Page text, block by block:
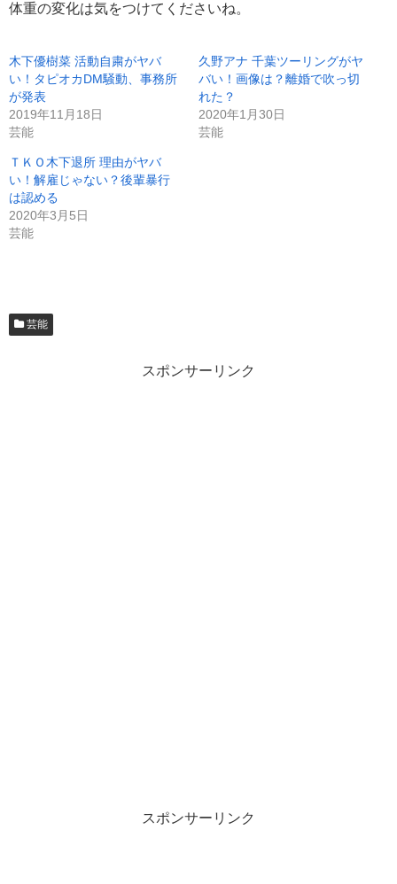
体重の変化は気をつけてくださいね。
木下優樹菜 活動自粛がヤバ
い！タピオカDM騒動、事務所
が発表
2019年11月18日
芸能
久野アナ 千葉ツーリングがヤ
バい！画像は？離婚で吹っ切
れた？
2020年1月30日
芸能
ＴＫＯ木下退所 理由がヤバ
い！解雇じゃない？後輩暴行
は認める
2020年3月5日
芸能
芸能
スポンサーリンク
スポンサーリンク